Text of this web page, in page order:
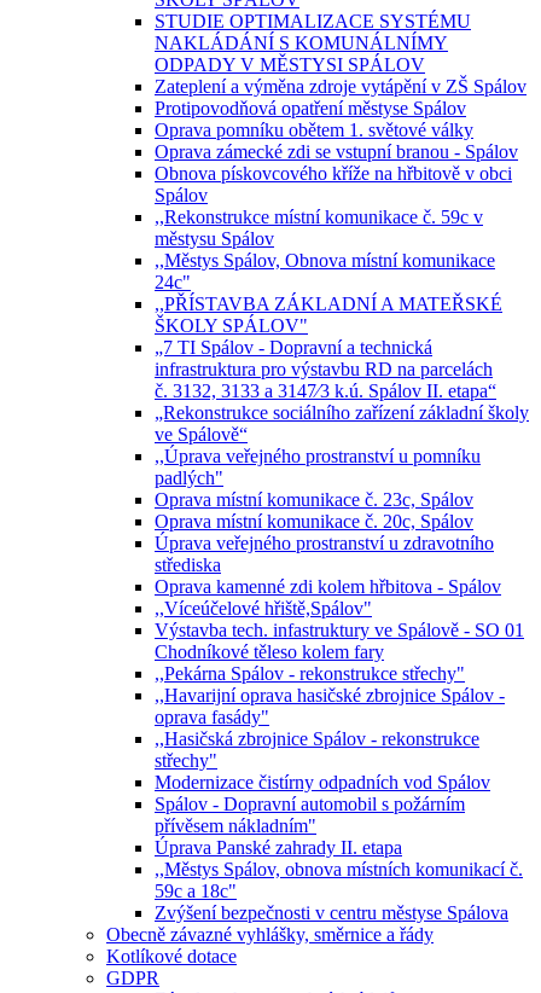
STUDIE OPTIMALIZACE SYSTÉMU
NAKLÁDÁNÍ S KOMUNÁLNÍMY
ODPADY V MĚSTYSI SPÁLOV
Zateplení a výměna zdroje vytápění v ZŠ Spálov
Protipovodňová opatření městyse Spálov
Oprava pomníku obětem 1. světové války
Oprava zámecké zdi se vstupní branou - Spálov
Obnova pískovcového kříže na hřbitově v obci
Spálov
,,Rekonstrukce místní komunikace č. 59c v
městysu Spálov
,,Městys Spálov, Obnova místní komunikace
24c"
,,PŘÍSTAVBA ZÁKLADNÍ A MATEŘSKÉ
ŠKOLY SPÁLOV"
„7 TI Spálov - Dopravní a technická
infrastruktura pro výstavbu RD na parcelách
č. 3132, 3133 a 3147⁄3 k.ú. Spálov II. etapa“
„Rekonstrukce sociálního zařízení základní školy
ve Spálově“
,,Úprava veřejného prostranství u pomníku
padlých"
Oprava místní komunikace č. 23c, Spálov
Oprava místní komunikace č. 20c, Spálov
Úprava veřejného prostranství u zdravotního
střediska
Oprava kamenné zdi kolem hřbitova - Spálov
,,Víceúčelové hřiště,Spálov"
Výstavba tech. infastruktury ve Spálově - SO 01
Chodníkové těleso kolem fary
,,Pekárna Spálov - rekonstrukce střechy"
,,Havarijní oprava hasičské zbrojnice Spálov -
oprava fasády"
,,Hasičská zbrojnice Spálov - rekonstrukce
střechy"
Modernizace čistírny odpadních vod Spálov
Spálov - Dopravní automobil s požárním
přívěsem nákladním"
Úprava Panské zahrady II. etapa
,,Městys Spálov, obnova místních komunikací č.
59c a 18c"
Zvýšení bezpečnosti v centru městyse Spálova
Obecně závazné vyhlášky, směrnice a řády
Kotlíkové dotace
GDPR